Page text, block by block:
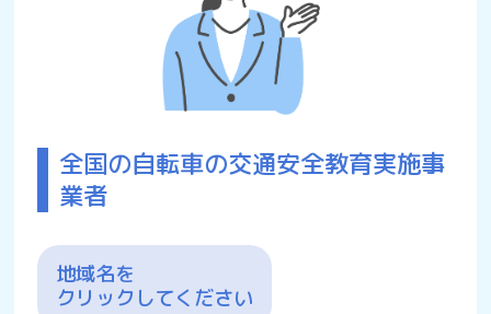
全国の自転車の交通安全教育実施事
業者
地域名を
クリックしてください